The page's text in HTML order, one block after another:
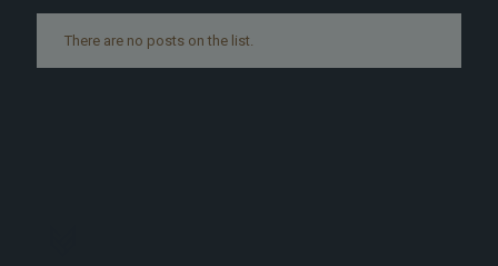
There are no posts on the list.